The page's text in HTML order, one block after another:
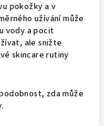
pokožky a v
užívání může
vody a pocit
ale snižte
skincare rutiny
zda může